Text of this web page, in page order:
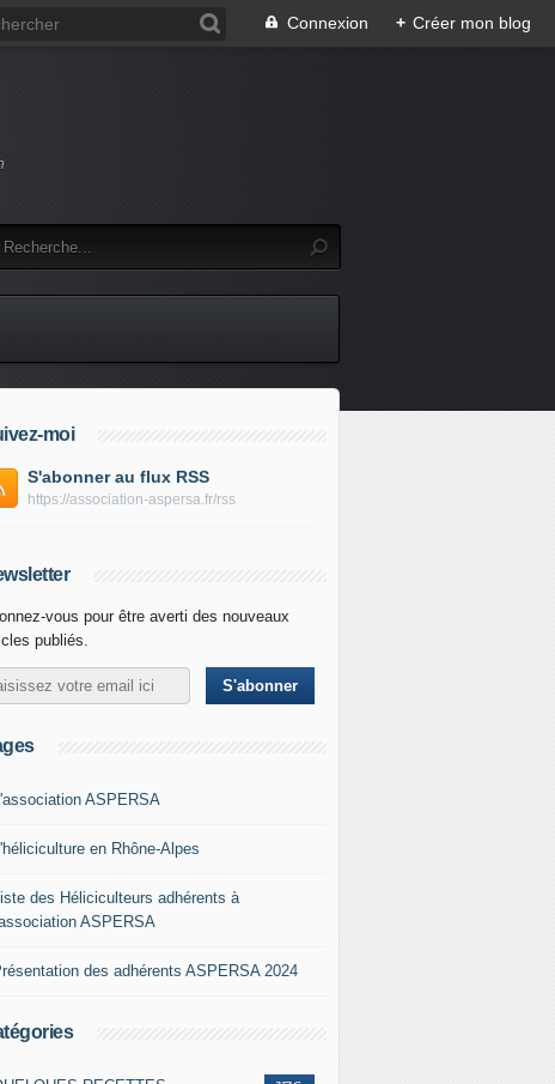
Connexion + Créer mon blog
moi
S'abonner au flux RSS
https://association-aspersa.fr/rss
vous pour être averti des nouveaux
publiés.
ASPERSA
en Rhône-Alpes
des Héliciculteurs adhérents à
ASPERSA
des adhérents ASPERSA 2024